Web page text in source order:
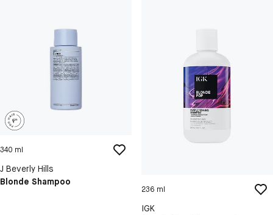
340 ml
J Beverly Hills
Blonde Shampoo
236 ml
IGK